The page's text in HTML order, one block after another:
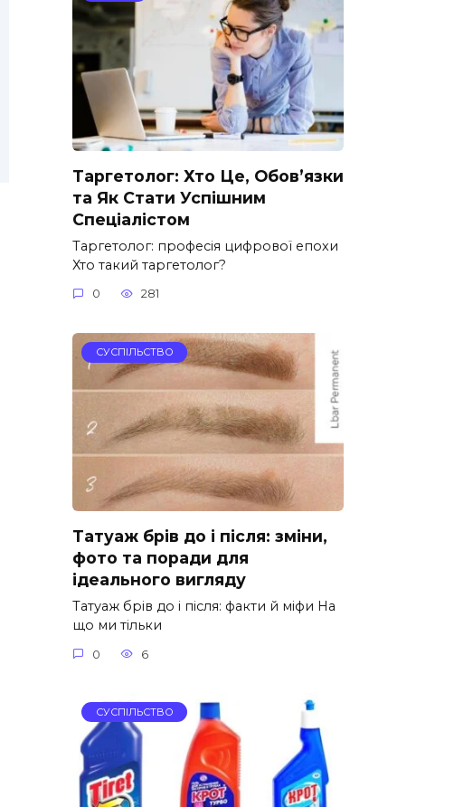
Таргетолог: Хто Це, Обов’язки
та Як Стати Успішним
Спеціалістом
Таргетолог: професія цифрової епохи
Хто такий таргетолог?
0 281
СУСПІЛЬСТВО
Татуаж брів до і після: зміни,
фото та поради для
ідеального вигляду
Татуаж брів до і після: факти й міфи На
що ми тільки
0 6
СУСПІЛЬСТВО